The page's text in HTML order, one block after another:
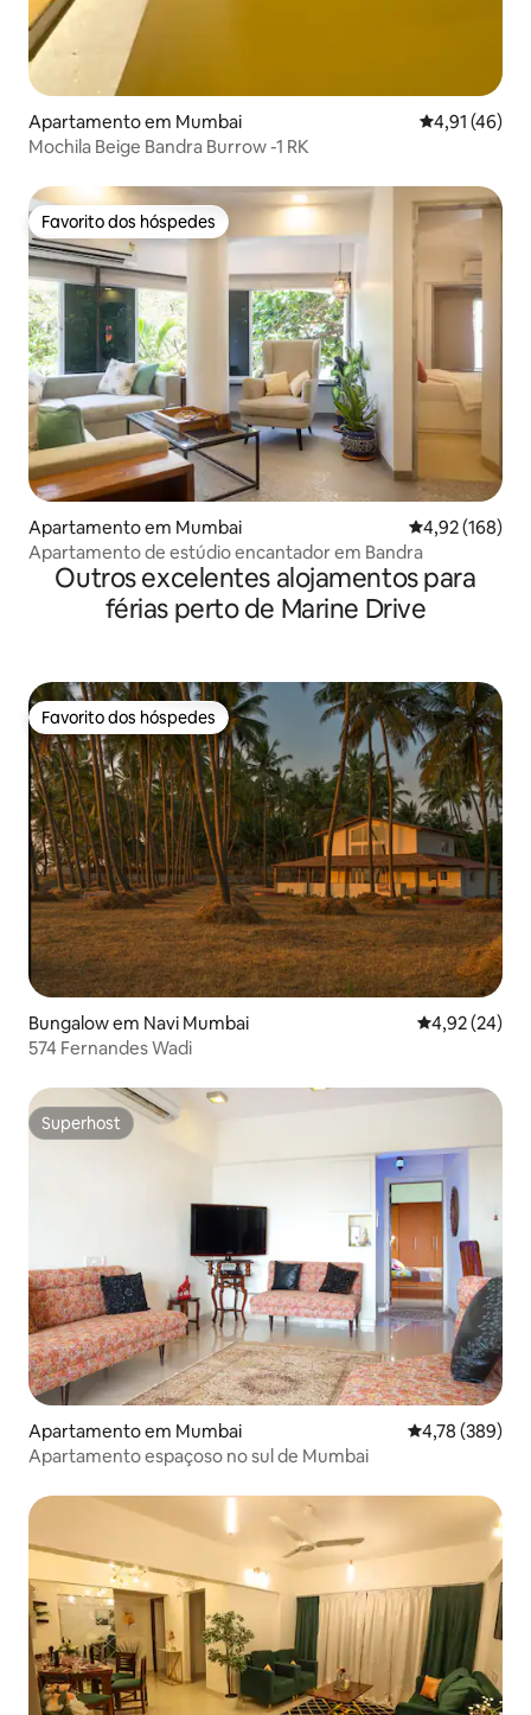
Apartamento em Mumbai Classificação
4,91 (46)
Mochila Beige Bandra Burrow -1 RK
Favorito dos hóspedes
Favorito dos hóspedes
Apartamento em Mumbai Classificação
4,92 (168)
Apartamento de estúdio encantador em Bandra
Outros excelentes alojamentos para
férias perto de Marine Drive
Favorito dos hóspedes
Favorito dos hóspedes
Bungalow em Navi Mumbai Classificação
4,92 (24)
574 Fernandes Wadi
Superhost
Superhost
Apartamento em Mumbai Classificação
4,78 (389)
Apartamento espaçoso no sul de Mumbai